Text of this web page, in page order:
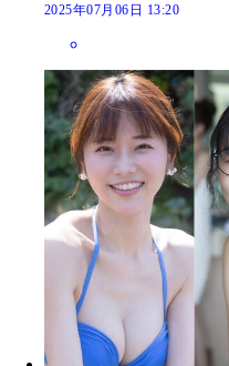
2025年07月06日 13:20